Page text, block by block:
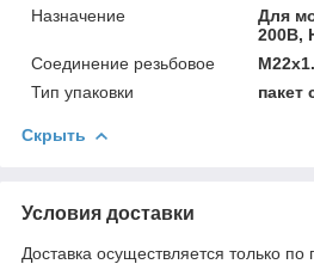
Назначение
Для
200B,
Соединение резьбовое
Тип упаковки
пакет
Скрыть
Условия доставки
Доставка осуществляется только по